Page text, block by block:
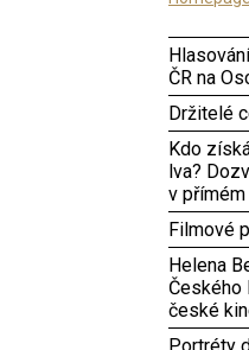
ČR na
Držitelé
Kdo
lva?
v
Filmové
Helena
Českého
české